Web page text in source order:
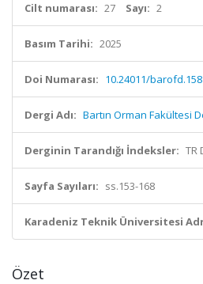
Cilt numarası: 27 Sayı: 2
Basım Tarihi: 2025
Doi Numarası: 10.24011/
Dergi Adı: Bartın Orman Fakültesi
Derginin Tarandığı İndeksler: TR
Sayfa Sayıları: ss.153-168
Karadeniz Teknik Üniversitesi
Özet